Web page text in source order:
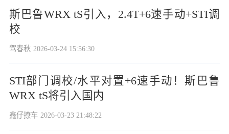
斯巴鲁WRX tS引入，2.4T+6速手动+STI调
校
驾春秋 2026-03-24 15:56:30
STI部门调校/水平对置+6速手动！斯巴鲁
WRX tS将引入国内
鑫仔撩车 2026-03-23 21:48:22